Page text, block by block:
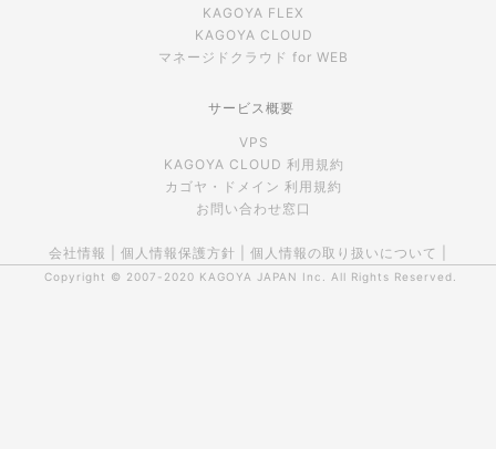
KAGOYA FLEX
KAGOYA CLOUD
マネージドクラウド for WEB
サービス概要
VPS
KAGOYA CLOUD 利用規約
カゴヤ・ドメイン 利用規約
お問い合わせ窓口
会社情報 個人情報保護方針 個人情報の取り扱いについて
Copyright © 2007-2020 KAGOYA JAPAN Inc. All Rights Reserved.